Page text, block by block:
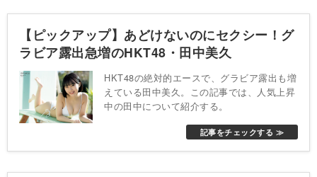
【ピックアップ】あどけないのにセクシー！グ
ラビア露出急増のHKT48・田中美久
HKT48の絶対的エースで、グラビア露出も増
えている田中美久。この記事では、人気上昇
中の田中について紹介する。
記事をチェックする ≫